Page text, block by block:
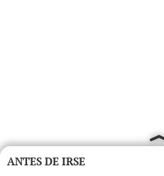
ANTES DE IRSE